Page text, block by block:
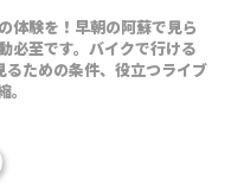
体験を！早朝の阿蘇で見ら
必至です。バイクで行ける
ための条件、役立つライブ